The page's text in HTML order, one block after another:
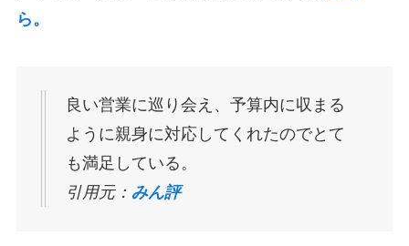
ら。
良い営業に巡り会え、予算内に収まる
ように親身に対応してくれたのでとて
も満足している。
引用元： みん評